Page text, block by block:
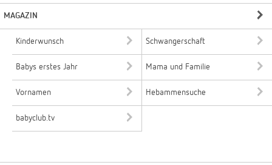
MAGAZIN
Kinderwunsch Schwangerschaft
Babys erstes Jahr Mama und Familie
Vornamen Hebammensuche
babyclub.tv